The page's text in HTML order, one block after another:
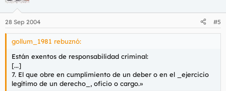
28 Sep 2004 #5
gollum_1981 rebuznó:
Están exentos de responsabilidad criminal:
[...]
7. El que obre en cumplimiento de un deber o en el _ejercicio
legítimo de un derecho_, oficio o cargo.»